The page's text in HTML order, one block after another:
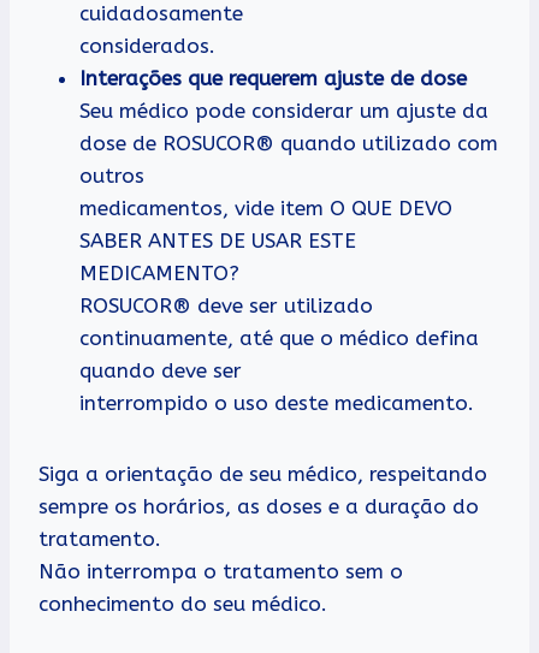
cuidadosamente
considerados.
Interações que requerem ajuste de dose
Seu médico pode considerar um ajuste da
dose de ROSUCOR® quando utilizado com
outros
medicamentos, vide item O QUE DEVO
SABER ANTES DE USAR ESTE
MEDICAMENTO?
ROSUCOR® deve ser utilizado
continuamente, até que o médico defina
quando deve ser
interrompido o uso deste medicamento.
Siga a orientação de seu médico, respeitando
sempre os horários, as doses e a duração do
tratamento.
Não interrompa o tratamento sem o
conhecimento do seu médico.